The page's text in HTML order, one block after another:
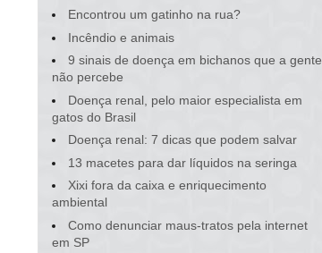
Encontrou um gatinho na rua?
Incêndio e animais
9 sinais de doença em bichanos que a gente
não percebe
Doença renal, pelo maior especialista em
gatos do Brasil
Doença renal: 7 dicas que podem salvar
13 macetes para dar líquidos na seringa
Xixi fora da caixa e enriquecimento
ambiental
Como denunciar maus-tratos pela internet
em SP